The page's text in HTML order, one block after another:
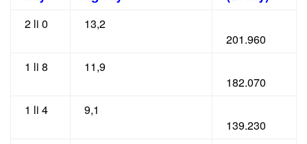
2 li 0
13,2
201.960
1 li 8
11,9
182.070
1 li 4
9,1
139.230